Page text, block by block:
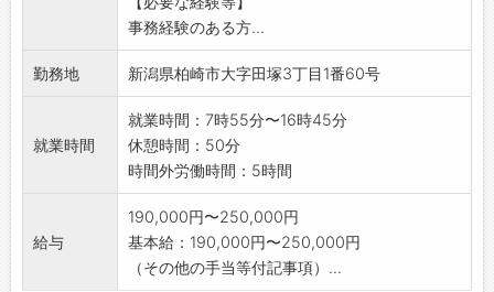
*書類は主に決まったフォーマットに入力して作
成します。
*製造業の知識は入社後に少しずつ覚えていただ
けます。
※応募前見学・面接時見学可能です。ご相談く
ださい。
※変更範囲:変更なし
事務経験のある方...
勤務地 新潟県柏崎市大字田塚3丁目1番60号
就業時間
就業時間：7時55分〜16時45分
休憩時間：50分
時間外労働時間：5時間
給与
190,000円〜250,000円
基本給：190,000円〜250,000円
（その他の手当等付記事項）...